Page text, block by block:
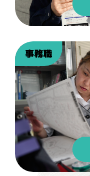
事務職